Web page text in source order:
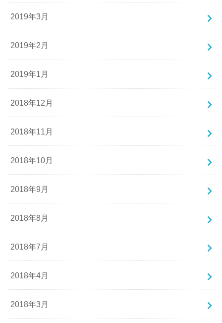
2019年3月
2019年2月
2019年1月
2018年12月
2018年11月
2018年10月
2018年9月
2018年8月
2018年7月
2018年4月
2018年3月